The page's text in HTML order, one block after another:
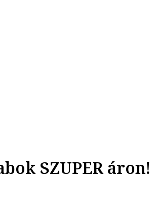
SZUPER áron!